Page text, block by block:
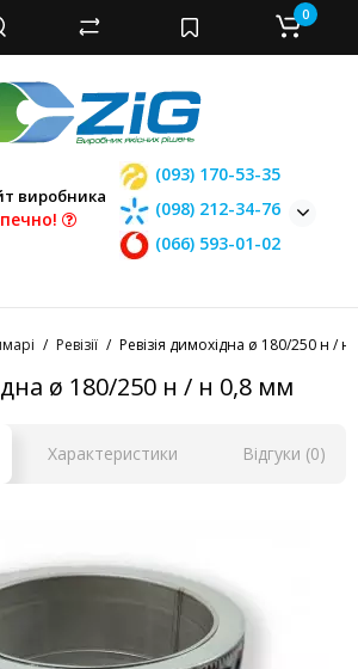
виробника
(093) 170-53-35
(098) 212-34-76
(066) 593-01-02
0
Ревізії Ревізія димохідна ø 180/250 н /
ø 180/250 н / н 0,8 мм
Характеристики Відгуки (0)